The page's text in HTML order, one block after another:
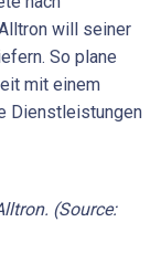
will seiner
So plane
mit einem
Dienstleistungen
(Source: